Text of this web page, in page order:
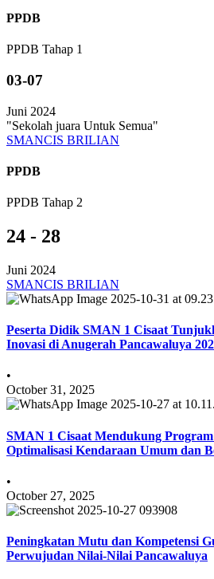
PPDB
PPDB Tahap 1
03-07
Juni 2024
"Sekolah juara Untuk Semua"
SMANCIS BRILIAN
PPDB
PPDB Tahap 2
24 - 28
Juni 2024
SMANCIS BRILIAN
Peserta Didik SMAN 1 Cisaat
Inovasi di Anugerah Pancawaluya
•
October 31, 2025
SMAN 1 Cisaat Mendukung
Optimalisasi Kendaraan Umum dan
•
October 27, 2025
Peningkatan Mutu dan Kompetensi
Perwujudan Nilai-Nilai Pancawaluya